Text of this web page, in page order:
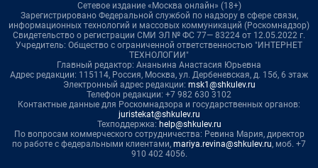
Сетевое издание «Москва онлайн» (18+)
Зарегистрировано Федеральной службой по надзору в сфере связи,
информационных технологий и массовых коммуникаций (Роскомнадзор)
Свидетельство о регистрации СМИ ЭЛ № ФС 77— 83224 от 12.05.2022 г.
Учредитель: Общество с ограниченной ответственностью "ИНТЕРНЕТ
ТЕХНОЛОГИИ"
Главный редактор: Ананьина Анастасия Юрьевна
Адрес редакции: 115114, Россия, Москва, ул. Дербеневская, д. 15б, 6 этаж
Электронный адрес редакции: msk1@shkulev.ru
Телефон редакции: +7 982 630 3102
Контактные данные для Роскомнадзора и государственных органов:
juristekat@shkulev.ru
Техподдержка: help@shkulev.ru
По вопросам коммерческого сотрудничества: Ревина Мария, директор
по работе с федеральными клиентами, mariya.revina@shkulev.ru, моб. +7
910 402 4056.